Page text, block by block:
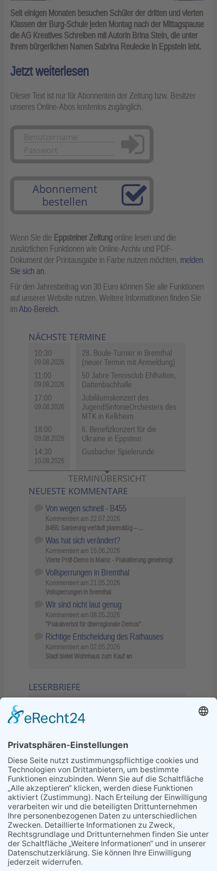
Seit einigen Monaten besuchen Schüler der dritten und vierten
Klassen der Burg-Schule jeden Montag nach der Mittagspause
die AG Kreatives Schreiben mit Autorin Brina Stein, die unter
ihrem bürgerlichen Namen Sabrina Reulecke in Eppstein lebt.
Jetzt weiterlesen
Dieser Text ist nur für Abonnenten der Zeitung bzw. Besitzer
unseres Online-Abos kostenlos zugänglich.
Anmelden
Abonnement
bestellen
Wenn Sie die Eppsteiner Zeitung online lesen und die
zusätzlichen Funktionen wie Online-Archiv und PDF-
Dokument der Printausgabe in Farbe nutzen möchten, melden
Sie sich an.
Für den Jahresbeitrag von 30 Euro können Sie alle Funktionen
auf unserer Website nutzen. Weitere Informationen finden Sie
imAbo-Bereich.
NÄCHSTE TERMINE
10:30
09.08.2026
28. Boule-Turnier in Bremthal
(neuer Termin mit Anmeldung)
11:00
09.08.2026
50 Jahre Tennisclub Ehlhalten,
Dattenbachhalle
17:00
09.08.2026
Jubiläumskonzert des
JugendSinfonieOrchesters des
MTK in Kelkheim
18:00
09.08.2026
6. Benefizkonzert für die
Ukraine in Eppstein
14:30
10.08.2026
Gusbacher Spielerunde
TERMINÜBERSICHT
NEUESTE KOMMENTARE
Von wegen schnell - B455
Kommentiert am 22.07.2026
B455: Sanierung verläuft planmäßig – …
Was hat sich verändert?
Kommentiert am 15.06.2026
Vierte Prüf-Demo in Mainz - Plakatierung genehmigt
Vollsperrungen in Bremthal
Kommentiert am 21.05.2026
Vollsperrungen in Bremthal
Wir sind nicht laut genug
Kommentiert am 08.05.2026
"Plakatverbot für überregionale Demos"
Richtige Entscheidung des Rathauses
Kommentiert am 02.05.2026
Stadt bietet Wohnhaus zum Kauf an
LESERBRIEFE
Sperrung B455: Kleiner
Grenzverkehr statt weite Wege
21.04.2026
Wenn Bahn-Computer nicht
miteinander kommunizieren
11.03.2026
"Plakatverbot für überregionale
Demos"
04.02.2026
Gelbe Tonne – Ein kleiner Blick
über den Tellerand
04.02.2026
Plastikersparnis durch Nutzung
von Gelber Tonne statt Säcken